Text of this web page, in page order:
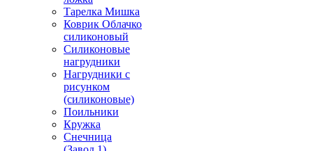
Тарелка Мишка
Коврик Облачко
силиконовый
Силиконовые
нагрудники
Нагрудники с
рисунком
(силиконовые)
Поильники
Кружка
Снечница